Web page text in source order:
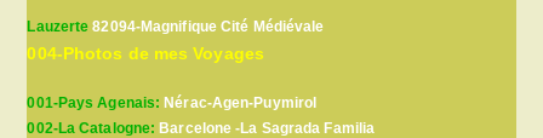
Lauzerte 82094-Magnifique Cité Médiévale
004-Photos de mes Voyages
001-Pays Agenais: Nérac-Agen-Puymirol
002-La Catalogne: Barcelone -La Sagrada Familia